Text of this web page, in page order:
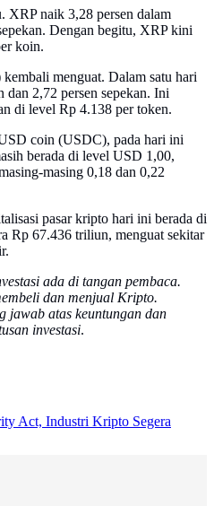
XRP naik 3,28 persen dalam
Dengan begitu, XRP kini
koin.
menguat. Dalam satu hari
2,72 persen sepekan. Ini
di level Rp 4.138 per token.
coin (USDC), pada hari ini
berada di level USD 1,00,
masing 0,18 dan 0,22
pasar kripto hari ini berada di
Rp 67.436 triliun, menguat sekitar
ada di tangan pembaca.
dan menjual Kripto.
jawab atas keuntungan dan
investasi.
Act, Industri Kripto Segera